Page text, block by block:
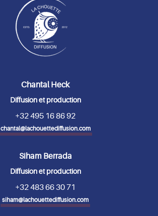
Chantal Heck
Diffusion et production
+32 495 16 86 92
chantal@lachouettediffusion.com
Siham Berrada
Diffusion et production
+32 483 66 30 71
siham@lachouettediffusion.com